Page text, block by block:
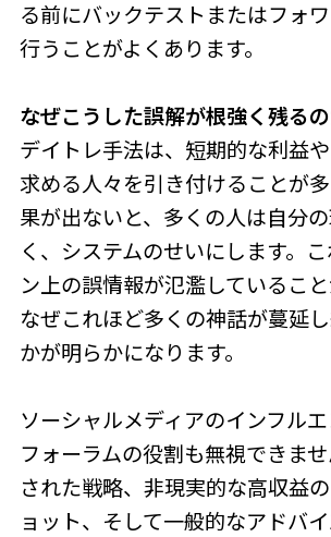
る前にバックテストまたはフォ
行うことがよくあります。
なぜこうした誤解が根強く残る
デイトレ手法は、短期的な利益
求める人々を引き付けることが
果が出ないと、多くの人は自分
く、システムのせいにします。
ン上の誤情報が氾濫していること
なぜこれほど多くの神話が蔓延
かが明らかになります。
ソーシャルメディアのインフル
フォーラムの役割も無視できま
された戦略、非現実的な高収益
ョット、そして一般的なアドバ